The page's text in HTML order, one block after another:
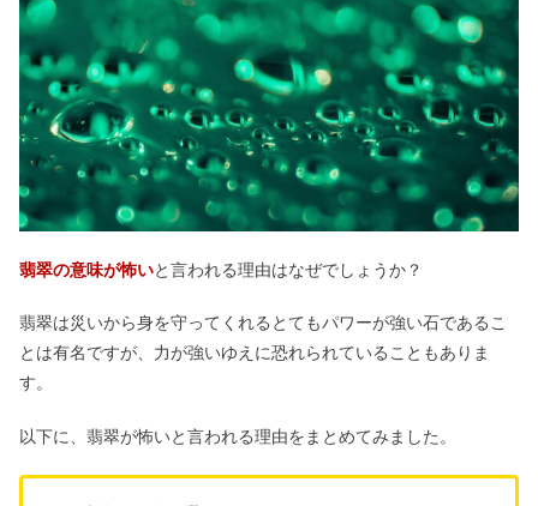
嘘つきに効く言葉7選｜顔の特徴やラ
インで見抜く対処法まとめ
【天王星人マイナス】性格＆大殺界の
過ごし方｜霊合星人の相性は？
古いお守りを持ち続けると？一年以上
&返納は違う神社でOK？
ゾロ目をよく見る意味｜宝くじが当た
応が最終段階？恋愛運は？
翡翠の意味が怖いと言われる理由はなぜでしょうか？
翡翠は災いから身を守ってくれるとてもパワーが強い石であるこ
とは有名ですが、力が強いゆえに恐れられていることもありま
す。
以下に、翡翠が怖いと言われる理由をまとめてみました。